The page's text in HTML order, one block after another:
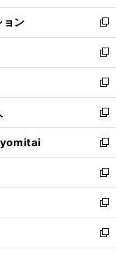
開
く
ウ
で
開
く
ン
ド
ウ
で
開
く
ウ
ィ
ン
ド
ウ
で
開
く
ョン
新
し
い
ウ
ィ
ン
ド
ウ
で
開
く
新
し
い
ウ
ィ
ン
ド
ウ
で
開
く
新
し
い
ウ
ィ
ン
ド
ウ
で
開
く
新
し
い
ウ
ィ
ン
ド
ウ
で
開
yomitai
新
し
い
ウ
ィ
ン
ド
ウ
新
し
い
ウ
ィ
ン
新
し
い
ウ
新
し